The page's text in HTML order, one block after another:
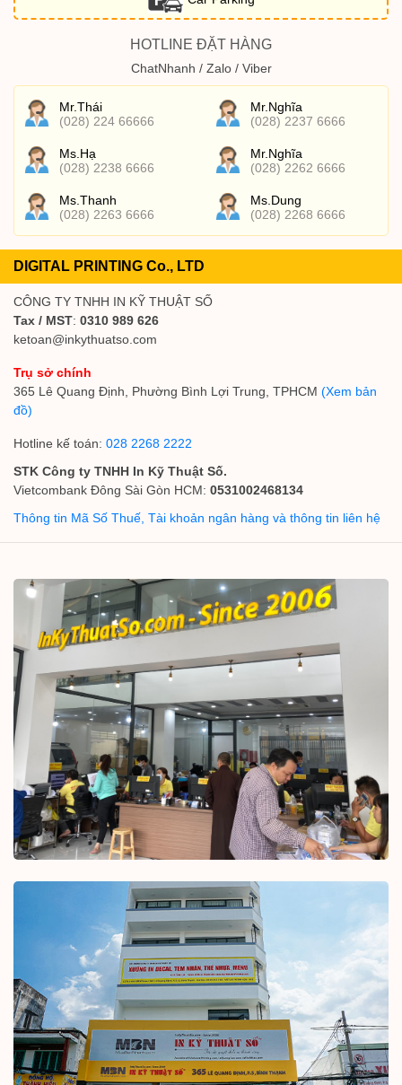
HOTLINE ĐẶT HÀNG
ChatNhanh / Zalo / Viber
Mr.Thái
(028) 224 66666
Mr.Nghĩa
(028) 2237 6666
Ms.Hạ
(028) 2238 6666
Mr.Nghĩa
(028) 2262 6666
Ms.Thanh
(028) 2263 6666
Ms.Dung
(028) 2268 6666
DIGITAL PRINTING Co., LTD
CÔNG TY TNHH IN KỸ THUẬT SỐ
Tax / MST: 0310 989 626
ketoan@inkythuatso.com
Trụ sở chính
365 Lê Quang Định, Phường Bình Lợi Trung, TPHCM (Xem bản
đồ)
Hotline kế toán: 028 2268 2222
STK Công ty TNHH In Kỹ Thuật Số.
Vietcombank Đông Sài Gòn HCM: 0531002468134
Thông tin Mã Số Thuế, Tài khoản ngân hàng và thông tin liên hệ